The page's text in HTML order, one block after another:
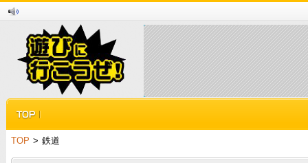
TOP > 鉄道